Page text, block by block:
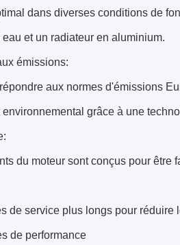
dans diverses conditions de
et un radiateur en aluminium.
émissions:
aux normes d'émissions
grâce à une
du moteur sont conçus pour
de service plus longs pour réduire
de performance